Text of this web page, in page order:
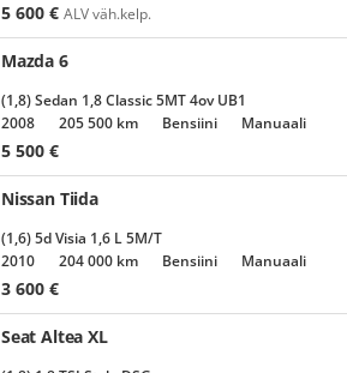
5 600 € ALV väh.kelp.
Mazda 6
(1,8) Sedan 1,8 Classic 5MT 4ov UB1
2008
205 500 km Bensiini Manuaali
5 500 €
Nissan Tiida
(1,6) 5d Visia 1,6 L 5M/T
2010
204 000 km Bensiini Manuaali
3 600 €
Seat Altea XL